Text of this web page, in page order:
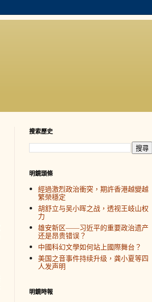
搜索歷史
明鏡頭條
經過激烈政治衝突，期許香港越變越
繁榮穩定
胡舒立与吴小晖之战，透视王岐山权
力
雄安新区——习近平的重要政治遗产
还是昂贵错误？
中國科幻文學如何站上國際舞台？
美国之音事件持续升级，龚小夏等四
人发声明
明鏡時報